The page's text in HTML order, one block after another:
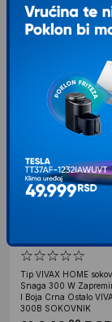
6.19900 RSD
Tip VIVAX HOME
Snaga 300 W
l Boja Crna Ostalo
300B SOKOVNIK